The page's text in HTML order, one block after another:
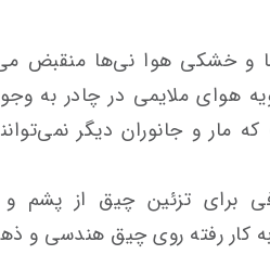
و خشکی هوا نی‌ها منقبض
هوای ملایمی در چادر به
مار و جانوران دیگر
برای تزئین چیق از پشم و
کار رفته روی چیق هندسی و